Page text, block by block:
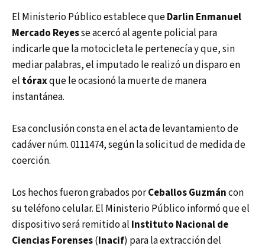
El Ministerio Público establece queDarlin Enmanuel
Mercado Reyesse acercó al agente policial para
indicarle que la motocicleta le pertenecía y que, sin
mediar palabras, el imputado le realizó un disparo en
el tóraxque le ocasionó la muerte de manera
instantánea.
Esa conclusión consta en el acta de levantamiento de
cadáver núm. 0111474, según la solicitud de medida de
coerción.
Los hechos fueron grabados porCeballos Guzmáncon
su teléfono celular. El Ministerio Público informó que el
dispositivo será remitido al Instituto Nacional de
Ciencias Forenses(Inacif) para la extracción del